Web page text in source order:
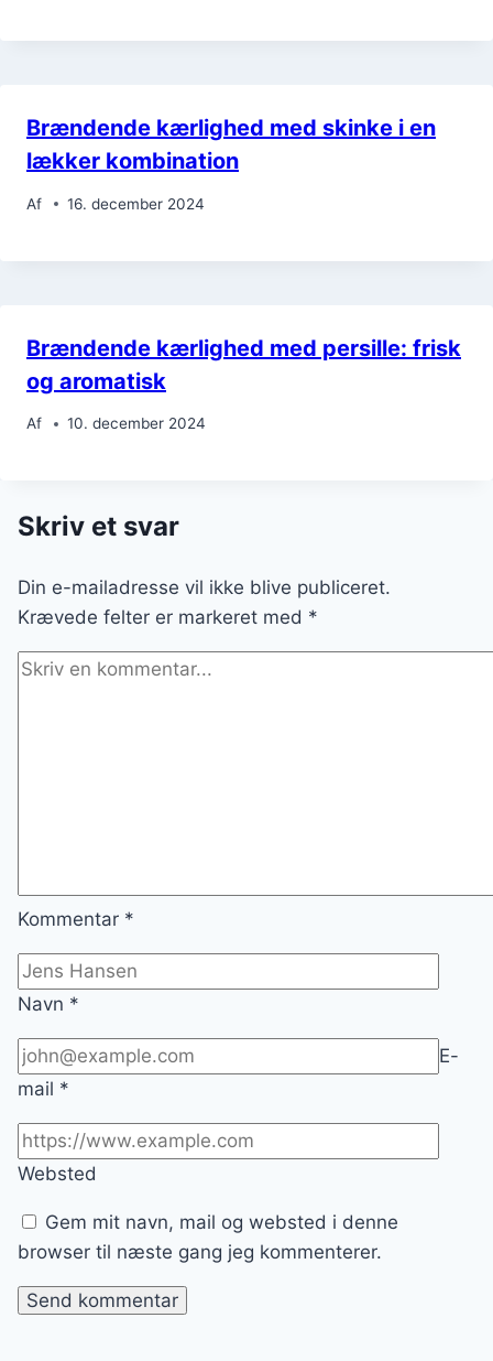
Brændende kærlighed med skinke i en
lækker kombination
Af 16. december 2024
Brændende kærlighed med persille: frisk
og aromatisk
Af 10. december 2024
Skriv et svar
Din e-mailadresse vil ikke blive publiceret.
Krævede felter er markeret med *
Kommentar *
Navn *
E-
mail *
Websted
Gem mit navn, mail og websted i denne
browser til næste gang jeg kommenterer.